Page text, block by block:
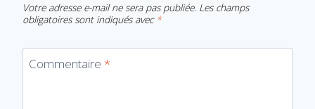
Votre adresse e-mail ne sera pas publiée. Les champs
obligatoires sont indiqués avec *
Commentaire *